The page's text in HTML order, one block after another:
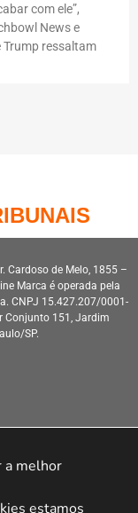
com ele”,
News e
Trump ressaltam
Cardoso de Melo, 1855 –
Marca é operada pela
CNPJ 15.427.207/0001-
Conjunto 151, Jardim
SP.
HeroStar
a melhor
estamos